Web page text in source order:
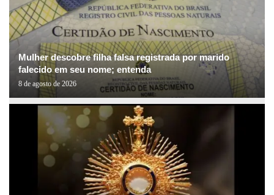
Mulher descobre filha falsa registrada por marido
falecido em seu nome; entenda
8 de agosto de 2026